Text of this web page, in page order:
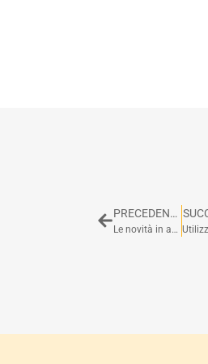
PRECEDENTE
Le novità in arrivo: Red Hat’s GlusterFS 3.4